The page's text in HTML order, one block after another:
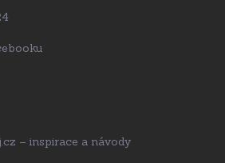
– inspirace a návody